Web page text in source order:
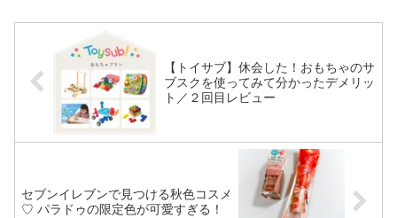
【トイサブ】休会した！おもちゃのサ
ブスクを使ってみて分かったデメリッ
ト／２回目レビュー
セブンイレブンで見つける秋色コスメ
♡ パラドゥの限定色が可愛すぎる！